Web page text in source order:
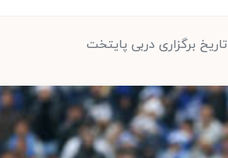
تاریخ برگزاری دربی پایتخت